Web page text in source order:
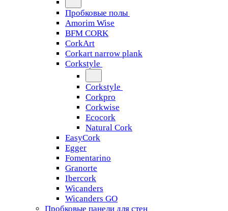
Пробковые полы
Amorim Wise
BFM CORK
CorkArt
Corkart narrow plank
Corkstyle
Corkstyle
Corkpro
Corkwise
Ecocork
Natural Cork
EasyCork
Egger
Fomentarino
Granorte
Ibercork
Wicanders
Wicanders GO
Пробковые панели для стен